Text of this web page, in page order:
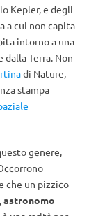
Kepler, e degli
a cui non capita
intorno a una
dalla Terra. Non
di Nature,
stampa
genere,
che un pizzico
,astronomo